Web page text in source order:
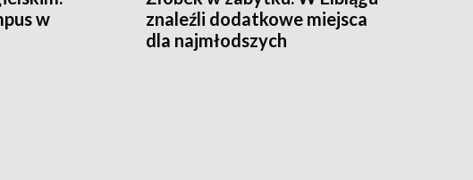
w
znaleźli dodatkowe miejsca
dla najmłodszych